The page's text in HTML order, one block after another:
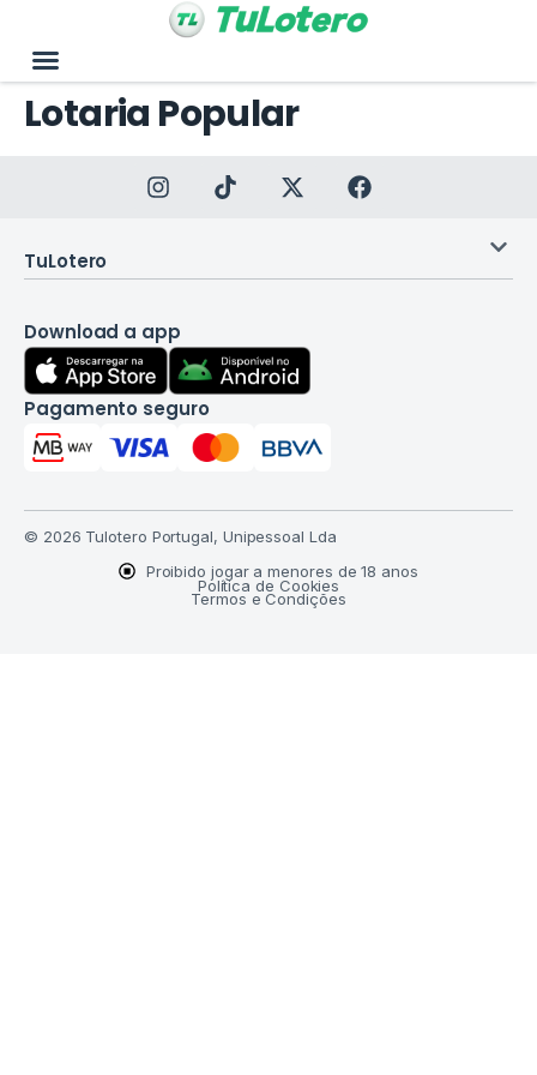
Lotaria Popular
TuLotero
Download a app
Pagamento seguro
© 2026 Tulotero Portugal, Unipessoal Lda
Proibido jogar a menores de 18 anos
Política de Cookies
Termos e Condições